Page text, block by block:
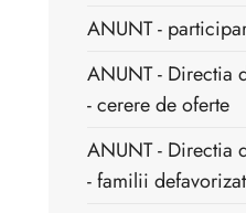
ANUNT -
ANUNT - Directia
- cerere de oferte
ANUNT - Directia
- familii